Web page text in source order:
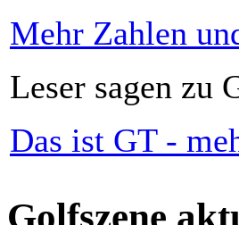
Mehr Zahlen
Leser sagen zu
Das ist GT -